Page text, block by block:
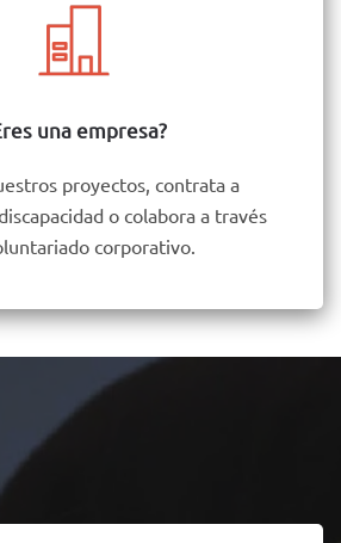
una empresa?
proyectos, contrata a
o colabora a través
corporativo.